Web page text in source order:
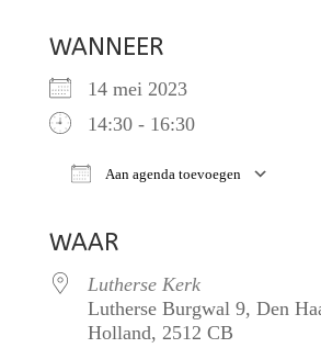
WANNEER
14 mei 2023
14:30 - 16:30
Aan agenda toevoegen
WAAR
Lutherse Kerk
Lutherse Burgwal 9, Den
Holland, 2512 CB